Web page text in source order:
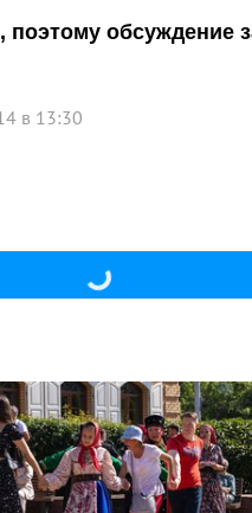
поэтому обсуждение
в 13:30